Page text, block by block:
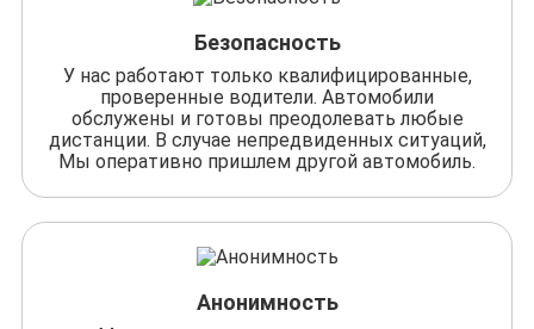
Безопасность
У нас работают только квалифицированные,
проверенные водители. Автомобили
обслужены и готовы преодолевать любые
дистанции. В случае непредвиденных ситуаций,
Мы оперативно пришлем другой автомобиль.
Анонимность